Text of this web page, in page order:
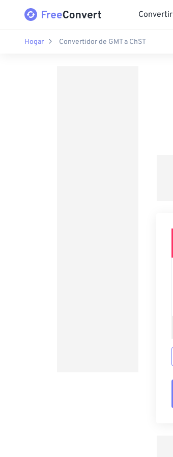
Convertir
Hogar Convertidor de GMT a ChST